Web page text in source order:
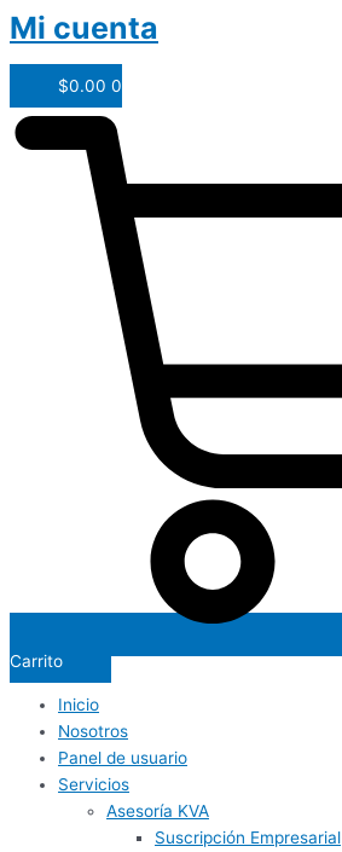
Mi cuenta
$0.00 0
Carrito
Inicio
Nosotros
Panel de usuario
Servicios
Asesoría KVA
Suscripción Empresarial